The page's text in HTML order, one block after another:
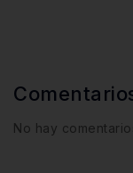
No hay